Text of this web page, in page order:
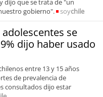
dijo que se trata de "un
gobierno".
soychile
adolescentes se
dijo haber usado
entre 13 y 15 años
de prevalencia de
consultados dijo estar